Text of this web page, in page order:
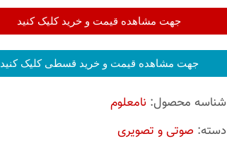
جهت مشاهده قیمت و خرید کلیک کنید
جهت مشاهده قیمت و خرید قسطی کلیک کنید
شناسه محصول: نامعلوم
دسته: صوتی و تصویری